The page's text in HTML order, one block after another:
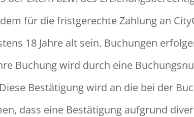
für die fristgerechte Zahlung an
18 Jahre alt sein. Buchungen
Buchung wird durch eine
Bestätigung wird an die bei der
dass eine Bestätigung aufgrund